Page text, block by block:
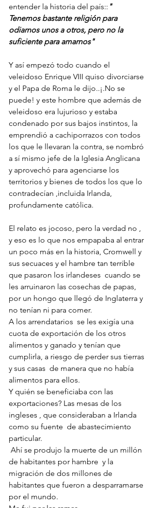
entender la historia del país:: "
Tenemos bastante religión para
odiarnos unos a otros, pero no la
suficiente para amarnos"
Y así empezó todo cuando el
veleidoso Enrique VIII quiso divorciarse
y el Papa de Roma le dijo..¡.No se
puede! y este hombre que además de
veleidoso era lujurioso y estaba
condenado por sus bajos instintos, la
emprendió a cachiporrazos con todos
los que le llevaran la contra, se nombró
a sí mismo jefe de la Iglesia Anglicana
y aprovechó para agenciarse los
territorios y bienes de todos los que lo
contradecían ,incluida Irlanda,
profundamente católica.
El relato es jocoso, pero la verdad no ,
y eso es lo que nos empapaba al entrar
un poco más en la historia, Cromwell y
sus secuaces y el hambre tan terrible
que pasaron los irlandeses  cuando se
les arruinaron las cosechas de papas,
por un hongo que llegó de Inglaterra y
no tenían ni para comer.
A los arrendatarios  se les exigía una
cuota de exportación de los otros
alimentos y ganado y tenían que
cumplirla, a riesgo de perder sus tierras
y sus casas  de manera que no había
alimentos para ellos.
Y quién se beneficiaba con las
exportaciones? Las mesas de los
ingleses , que consideraban a Irlanda
como su fuente  de abastecimiento
particular.
de habitantes por hambre  y la
migración de dos millones de
habitantes que fueron a desparramarse
por el mundo.